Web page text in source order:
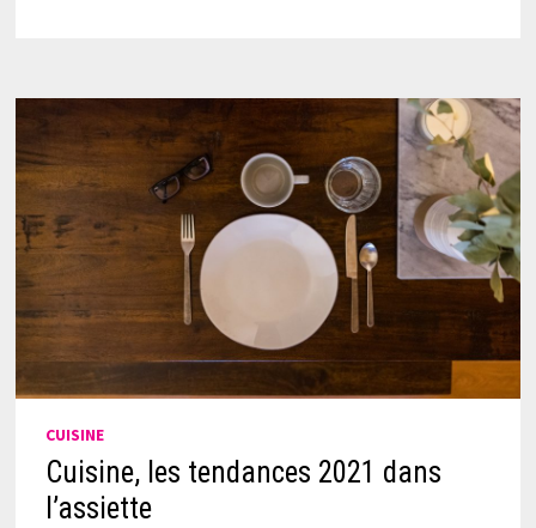
CUISINE
Cuisine, les tendances 2021 dans
l’assiette